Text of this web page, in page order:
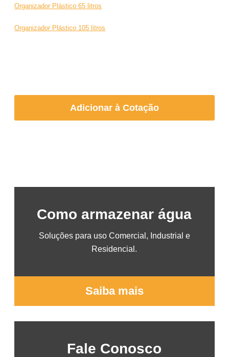
Organizador Plástico 65 litros
Organizador Plástico 105 litros
Adicionar à Cotação
Como armazenar água
Soluções para uso Comercial, Industrial e
Residencial.
Saiba mais
Fale Conosco